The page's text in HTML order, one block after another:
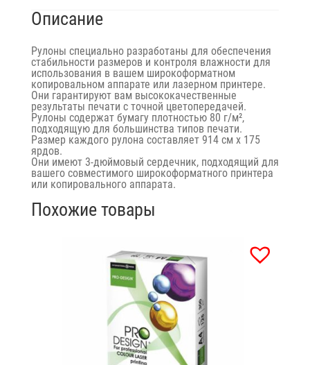
Описание
Рулоны специально разработаны для обеспечения
стабильности размеров и контроля влажности для
использования в вашем широкоформатном
копировальном аппарате или лазерном принтере.
Они гарантируют вам высококачественные
результаты печати с точной цветопередачей.
Рулоны содержат бумагу плотностью 80 г/м²,
подходящую для большинства типов печати.
Размер каждого рулона составляет 914 cм x 175
ярдов.
Они имеют 3-дюймовый сердечник, подходящий для
вашего совместимого широкоформатного принтера
или копировального аппарата.
Похожие товары